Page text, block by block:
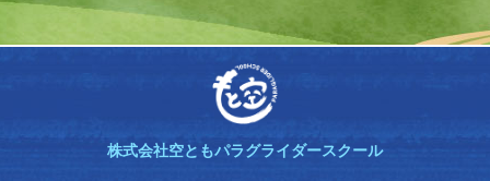
株式会社空ともパラグライダースクール